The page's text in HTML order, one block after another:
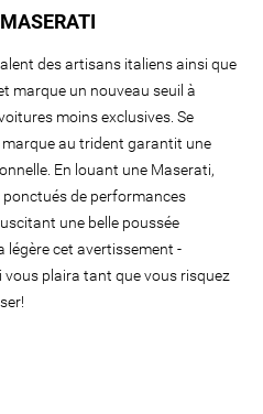
des artisans italiens ainsi que
marque un nouveau seuil à
moins exclusives. Se
au trident garantit une
En louant une Maserati,
de performances
une belle poussée
légère cet avertissement -
plaira tant que vous risquez